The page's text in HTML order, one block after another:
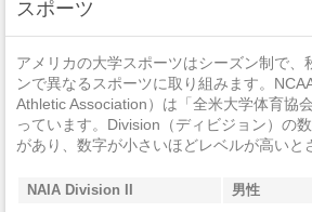
加重暴行
窃盗
自動車盗難
スポーツ
アメリカの大学スポーツはシーズン制で、
ンで異なるスポーツに取り組みます。
Athletic Association）は「全米大学体育協
っています。Division（ディビジョン）の
があり、数字が小さいほどレベルが高いと
NAIA Division II 男性